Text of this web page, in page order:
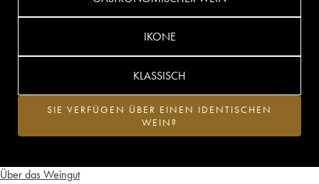
Über das Weingut
IKONE
KLASSISCH
SIE VERFÜGEN ÜBER EINEN IDENTISCHEN
WEIN?